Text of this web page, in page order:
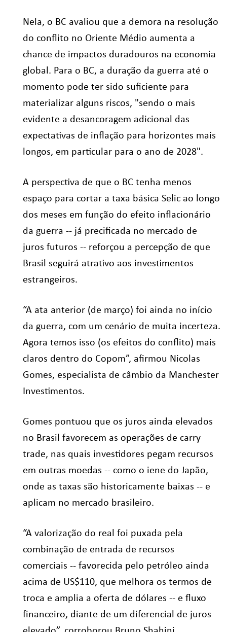
Nela, o BC avaliou que a demora na resolução
do conflito no Oriente Médio aumenta a
chance de impactos duradouros na economia
global. Para o BC, a duração da guerra até o
momento pode ter sido suficiente para
materializar alguns riscos, "sendo o mais
evidente a desancoragem adicional das
expectativas de inflação para horizontes mais
longos, em particular para o ano de 2028".
A perspectiva de que o BC tenha menos
espaço para cortar a taxa básica Selic ao longo
dos meses em função do efeito inflacionário
da guerra -- já precificada no mercado de
juros futuros -- reforçou a percepção de que
Brasil seguirá atrativo aos investimentos
estrangeiros.
“A ata anterior (de março) foi ainda no início
da guerra, com um cenário de muita incerteza.
Agora temos isso (os efeitos do conflito) mais
claros dentro do Copom”, afirmou Nicolas
Gomes, especialista de câmbio da Manchester
Investimentos.
Gomes pontuou que os juros ainda elevados
no Brasil favorecem as operações de carry
trade, nas quais investidores pegam recursos
em outras moedas -- como o iene do Japão,
onde as taxas são historicamente baixas -- e
aplicam no mercado brasileiro.
“A valorização do real foi puxada pela
combinação de entrada de recursos
comerciais -- favorecida pelo petróleo ainda
acima de US$110, que melhora os termos de
troca e amplia a oferta de dólares -- e fluxo
financeiro, diante de um diferencial de juros